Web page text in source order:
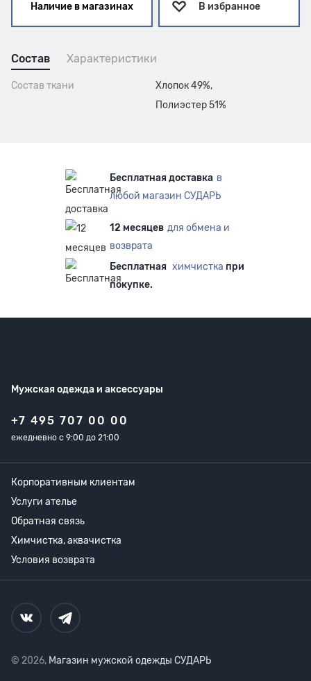
Наличие в магазинах В избранное
Состав Характеристики
Состав ткани
Хлопок 49%,
Полиэстер 51%
Бесплатная доставка в
любой магазин СУДАРЬ
12 месяцев для обмена и
возврата
Бесплатная химчистка при
покупке.
Мужская одежда и аксессуары
+7 495 707 00 00
ежедневно с 9:00 до 21:00
Корпоративным клиентам
Услуги ателье
Обратная связь
Химчистка, аквачистка
Условия возврата
© 2026, Магазин мужской одежды СУДАРЬ